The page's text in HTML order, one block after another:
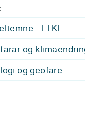
- FLKI
og
og geofare